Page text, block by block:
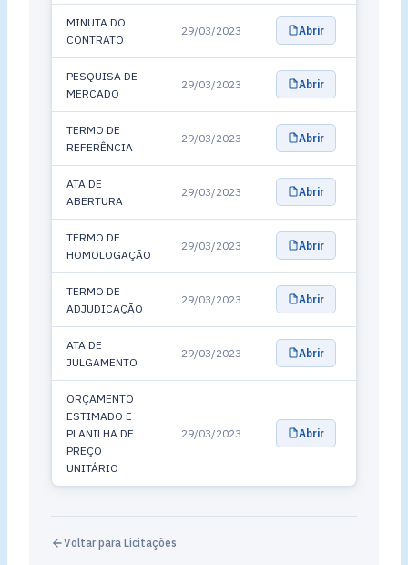
MINUTA DO
CONTRATO
29/03/2023 Abrir
PESQUISA DE
MERCADO
29/03/2023 Abrir
TERMO DE
REFERÊNCIA
29/03/2023 Abrir
ATA DE
ABERTURA
29/03/2023 Abrir
TERMO DE
HOMOLOGAÇÃO
29/03/2023 Abrir
TERMO DE
ADJUDICAÇÃO
29/03/2023 Abrir
ATA DE
JULGAMENTO
29/03/2023 Abrir
ORÇAMENTO
ESTIMADO E
PLANILHA DE
PREÇO
UNITÁRIO
29/03/2023 Abrir
Voltar para Licitações